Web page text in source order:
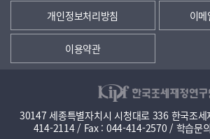
개인정보처리방침 이
이용약관
30147 세종특별자치시 시청대로 336 한국조
414-2114 / Fax : 044-414-2570 / 학습문